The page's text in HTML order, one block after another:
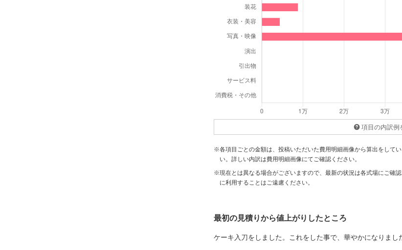
項目の内訳例
※各項目ごとの金額は、投稿いただいた費用明細画像から算出をして
い。詳しい内訳は費用明細画像にてご確認ください。
※現在とは異なる場合がございますので、最新の状況は各式場にご確
に利用することはご遠慮ください。
最初の見積りから値上がりしたところ
ケーキ入刀をしました。これをした事で、華やかになりまし